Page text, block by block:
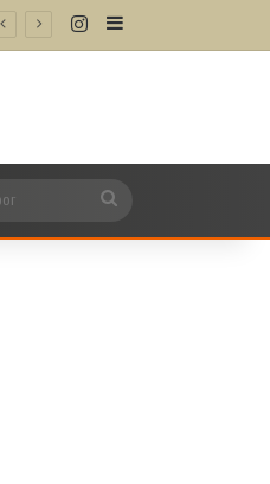
InstagramBarra Lateral
por